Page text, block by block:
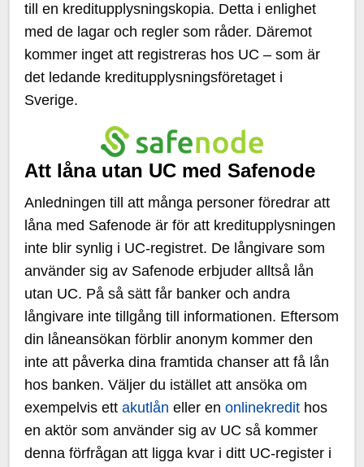
till en kreditupplysningskopia. Detta i enlighet
med de lagar och regler som råder. Däremot
kommer inget att registreras hos UC – som är
det ledande kreditupplysningsföretaget i
Sverige.
Att låna utan UC med Safenode
Anledningen till att många personer föredrar att
låna med Safenode är för att kreditupplysningen
inte blir synlig i UC-registret. De långivare som
använder sig av Safenode erbjuder alltså lån
utan UC. På så sätt får banker och andra
långivare inte tillgång till informationen. Eftersom
din låneansökan förblir anonym kommer den
inte att påverka dina framtida chanser att få lån
hos banken. Väljer du istället att ansöka om
exempelvis ettakutlån eller enonlinekredit hos
en aktör som använder sig av UC så kommer
denna förfrågan att ligga kvar i ditt UC-register i